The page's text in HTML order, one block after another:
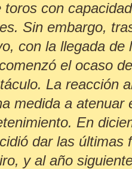
toros con
Sin embargo,
con la llegada de
el ocaso
La reacción
medida a atenuar
En
dar las últimas
y al año